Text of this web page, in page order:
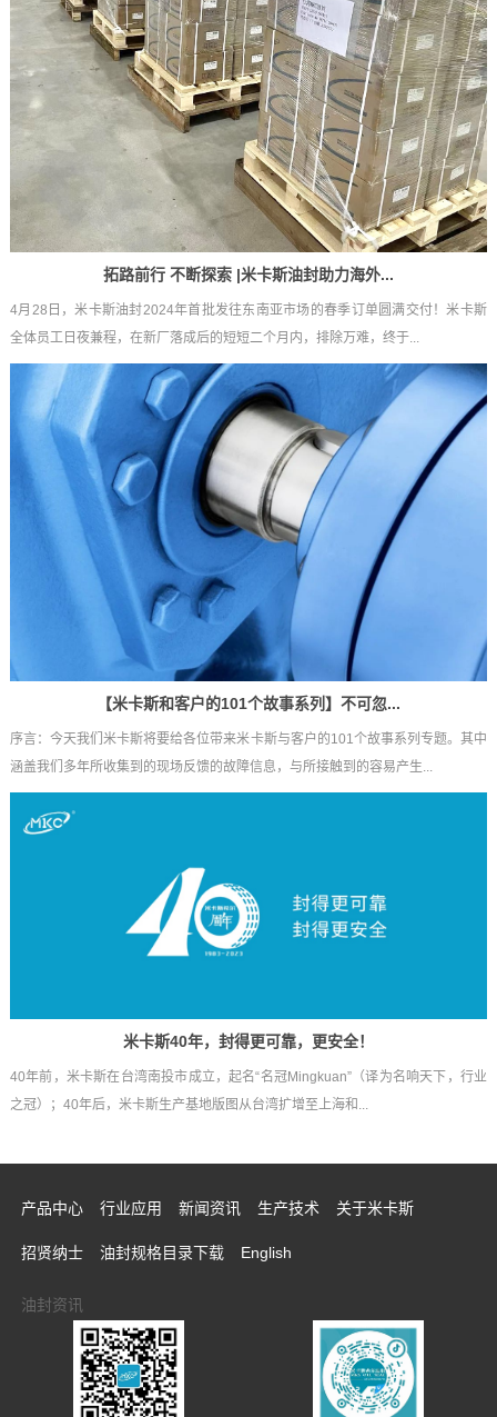
拓路前行 不断探索 |米卡斯油封助力海外...
4月28日，米卡斯油封2024年首批发往东南亚市场的春季订单圆满交付！米卡斯
全体员工日夜兼程，在新厂落成后的短短二个月内，排除万难，终于...
【米卡斯和客户的101个故事系列】不可忽...
序言：今天我们米卡斯将要给各位带来米卡斯与客户的101个故事系列专题。其中
涵盖我们多年所收集到的现场反馈的故障信息，与所接触到的容易产生...
米卡斯40年，封得更可靠，更安全！
40年前，米卡斯在台湾南投市成立，起名“名冠Mingkuan”（译为名响天下，行业
之冠）；40年后，米卡斯生产基地版图从台湾扩增至上海和...
产品中心 行业应用 新闻资讯 生产技术 关于米卡斯
招贤纳士 油封规格目录下载 English
油封资讯